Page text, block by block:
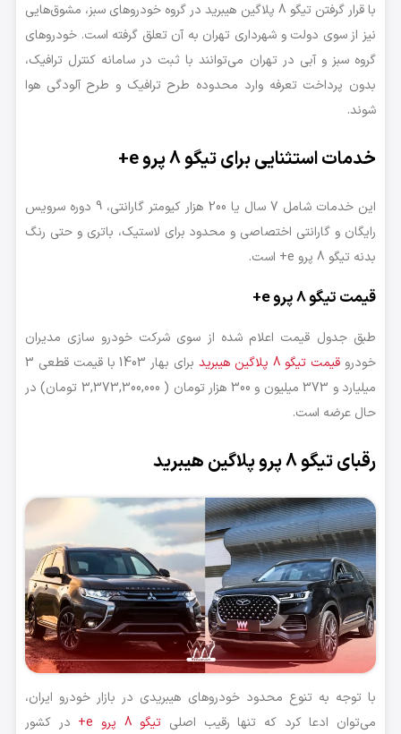
با قرار گرفتن تیگو 8 پلاگین هیبرید در گروه خودروهای سبز، مشوق‌هایی
نیز از سوی دولت و شهرداری تهران به آن تعلق گرفته است. خودروهای
گروه سبز و آبی در تهران می‌توانند با ثبت در سامانه کنترل ترافیک،
بدون پرداخت تعرفه وارد محدوده طرح ترافیک و طرح آلودگی هوا
شوند.
خدمات استثنایی برای تیگو 8 پرو e+
این خدمات شامل 7 سال یا 200 هزار کیومتر گارانتی، 9 دوره سرویس
رایگان و گارانتی اختصاصی و محدود برای لاستیک، باتری و حتی رنگ
بدنه تیگو 8 پرو e+ است.
قیمت تیگو 8 پرو e+
طبق جدول قیمت اعلام شده از سوی شرکت خودرو سازی مدیران
خودرو قیمت تیگو 8 پلاگین هیبرید
برای بهار 1403 با قیمت قطعی 3
میلیارد و 373 میلیون و 300 هزار تومان ( 3,373,300,000 تومان) در
حال عرضه است.
رقبای تیگو 8 پرو پلاگین هیبرید
با توجه به تنوع محدود خودروهای هیبریدی در بازار خودرو ایران،
می‌توان ادعا کرد که تنها رقیب اصلی تیگو 8 پرو e+
در کشور